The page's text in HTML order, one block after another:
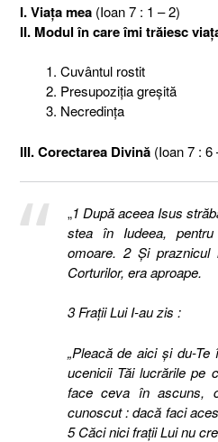
I. Viaţa mea (Ioan 7 : 1 – 2)
II. Modul în care îmi trăiesc
Cuvântul rostit
Presupoziţia greşită
Necredinţa
III. Corectarea Divină (Ioan 7 : 6
„1 După aceea Isus
stea în Iudeea,
omoare. 2 Şi praznicul
Corturilor, era aproape.
3 Fraţii Lui I-au zis :
„Pleacă de aici şi du-
ucenicii Tăi lucrările pe
face ceva în ascuns,
cunoscut : dacă faci
5 Căci nici fraţii Lui nu